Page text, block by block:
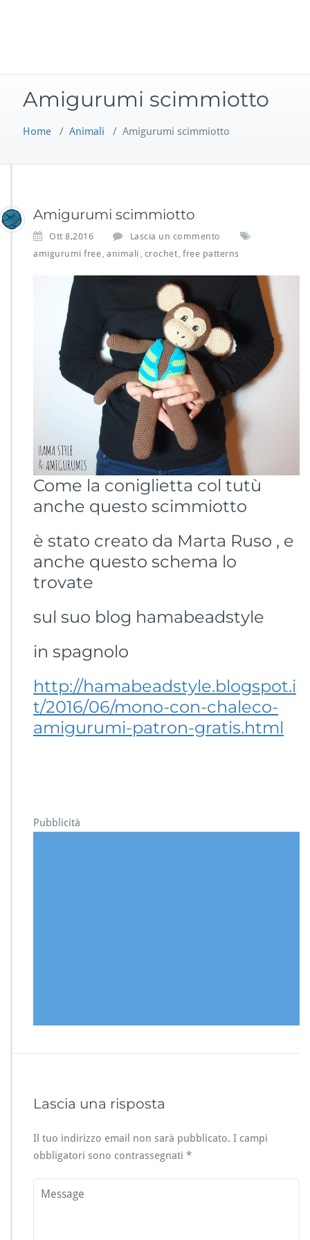
Amigurumi scimmiotto
Home / Animali / Amigurumi scimmiotto
Amigurumi scimmiotto
Ott 8,2016
Lascia un commento
amigurumi free animali crochet free patterns
Come la coniglietta col tutù
anche questo scimmiotto
è stato creato da Marta Ruso , e
anche questo schema lo
trovate
sul suo blog hamabeadstyle
in spagnolo
http://hamabeadstyle.blogspot.i
t/2016/06/mono-con-chaleco-
amigurumi-patron-gratis.html
Pubblicità
Lascia una risposta
Il tuo indirizzo email non sarà pubblicato. I campi
obbligatori sono contrassegnati *